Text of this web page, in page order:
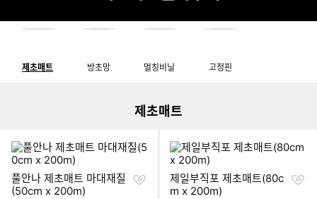
제초매트 방초망 멀칭비닐 고정핀
제초매트
풀안나 제초매트 마대재질
(50cm x 200m)
찜
제일부직포 제초매트(80c
m x 200m)
찜